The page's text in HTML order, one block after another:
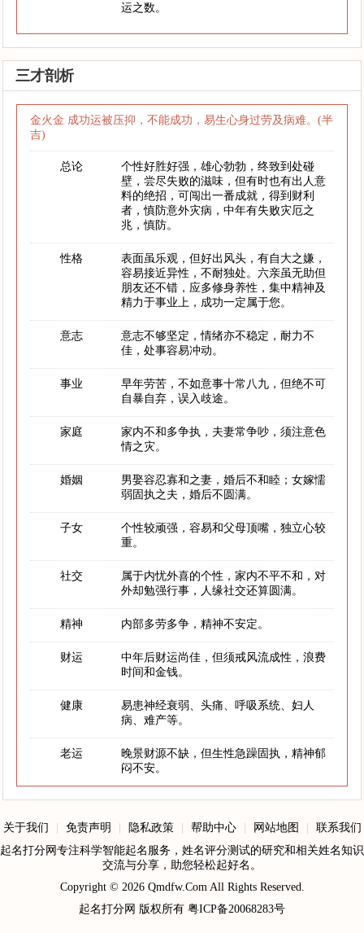
运之数。
三才剖析
金火金 成功运被压抑，不能成功，易生心身过劳及病难。(半
吉)
总论
个性好胜好强，雄心勃勃，终致到处碰
壁，尝尽失败的滋味，但有时也有出人意
料的绝招，可闯出一番成就，得到财利
者，慎防意外灾病，中年有失败灾厄之
兆，慎防。
性格
表面虽乐观，但好出风头，有自大之嫌，
容易接近异性，不耐独处。六亲虽无助但
朋友还不错，应多修身养性，集中精神及
精力于事业上，成功一定属于您。
意志
意志不够坚定，情绪亦不稳定，耐力不
佳，处事容易冲动。
事业
早年劳苦，不如意事十常八九，但绝不可
自暴自弃，误入歧途。
家庭
家内不和多争执，夫妻常争吵，须注意色
情之灾。
婚姻
男娶容忍寡和之妻，婚后不和睦；女嫁懦
弱固执之夫，婚后不圆满。
子女
个性较顽强，容易和父母顶嘴，独立心较
重。
社交
属于内忧外喜的个性，家内不平不和，对
外却勉强行事，人缘社交还算圆满。
精神 内部多劳多争，精神不安定。
财运
中年后财运尚佳，但须戒风流成性，浪费
时间和金钱。
健康
易患神经衰弱、头痛、呼吸系统、妇人
病、难产等。
老运
晚景财源不缺，但生性急躁固执，精神郁
闷不安。
关于我们 免责声明 隐私政策 帮助中心 网站地图
联系我们
起名打分网专注科学智能起名服务，姓名评分测试的研究和相关姓名知识
交流与分享，助您轻松起好名。
Copyright © 2026 Qmdfw.ComAll Rights Reserved.
起名打分网 版权所有 粤ICP备20068283号